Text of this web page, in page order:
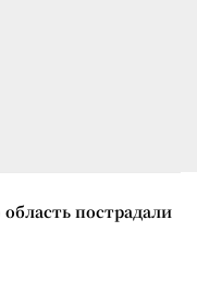
пострадали